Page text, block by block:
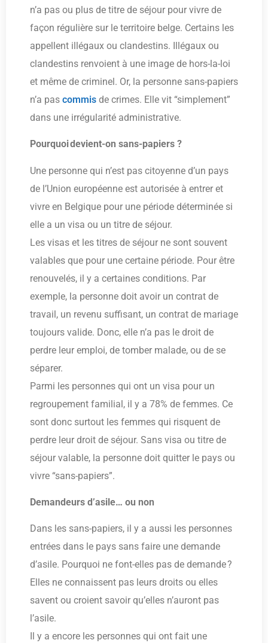
n’a pas ou plus de titre de séjour pour vivre de
façon régulière sur le territoire belge. Certains les
appellent illégaux ou clandestins. Illégaux ou
clandestins renvoient à une image de hors-la-loi
et même de criminel. Or, la personne sans-papiers
n’a pas commis de crimes. Elle vit “simplement”
dans une irrégularité administrative.
Pourquoi devient-on sans-papiers ?
Une personne qui n’est pas citoyenne d’un pays
de l’Union européenne est autorisée à entrer et
vivre en Belgique pour une période déterminée si
elle a un visa ou un titre de séjour.
Les visas et les titres de séjour ne sont souvent
valables que pour une certaine période. Pour être
renouvelés, il y a certaines conditions. Par
exemple, la personne doit avoir un contrat de
travail, un revenu suffisant, un contrat de mariage
toujours valide. Donc, elle n’a pas le droit de
perdre leur emploi, de tomber malade, ou de se
séparer.
Parmi les personnes qui ont un visa pour un
regroupement familial, il y a 78% de femmes. Ce
sont donc surtout les femmes qui risquent de
perdre leur droit de séjour. Sans visa ou titre de
séjour valable, la personne doit quitter le pays ou
vivre “sans-papiers”.
Demandeurs d’asile… ou non
Dans les sans-papiers, il y a aussi les personnes
entrées dans le pays sans faire une demande
d’asile. Pourquoi ne font-elles pas de demande ?
Elles ne connaissent pas leurs droits ou elles
savent ou croient savoir qu’elles n’auront pas
l’asile.
Il y a encore les personnes qui ont fait une